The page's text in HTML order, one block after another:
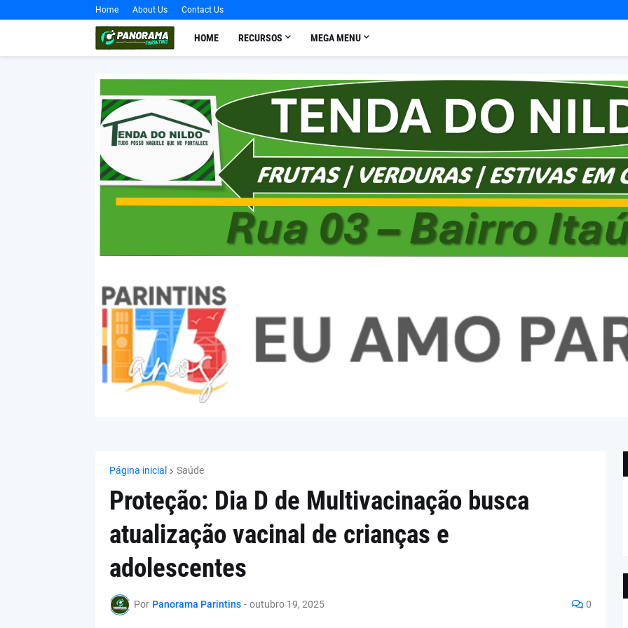
Home About Us Contact Us
HOME RECURSOS MEGA MENU
Página inicial Saúde
Proteção: Dia D de Multivacinação busca
atualização vacinal de crianças e
adolescentes
Por Panorama Parintins - outubro 19, 2025 0